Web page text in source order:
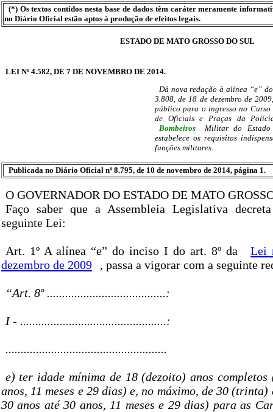
(*) Os textos contidos nesta base de dados têm caráter meramente
no Diário Oficial estão aptos à produção de efeitos legais.
ESTADO DE MATO GROSSO DO SUL
LEI Nº 4.582, DE 7 DE NOVEMBRO DE 2014.
Dá nova redação à alínea “e”
3.808, de 18 de dezembro de
público para o ingresso no
de Oficiais e Praças da
Bombeiros
Militar do
estabelece os requisitos
funções militares.
Publicada no Diário Oficial nº 8.795, de 10 de novembro de 2014, página 1.
O GOVERNADOR DO ESTADO DE MATO
Faço saber que a Assembleia Legislativa
seguinte Lei:
Art. 1º A alínea “e” do inciso I do art. 8º da
Lei
dezembro de 2009
, passa a vigorar com a seguinte
“Art. 8º .......................................:
I - ................................................:
.....................................................
e) ter idade mínima de 18 (dezoito) anos completos
anos, 11 meses e 29 dias) e, no máximo, de 30 (trinta)
30 anos até 30 anos, 11 meses e 29 dias) para as